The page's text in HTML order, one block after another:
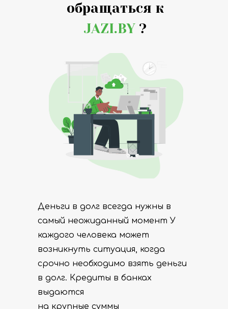
обращаться к
JAZI.BY ?
Деньги в долг всегда нужны в
самый неожиданный момент У
каждого человека может
возникнуть ситуация, когда
срочно необходимо взять деньги
в долг. Кредиты в банках
выдаются
на крупные суммы